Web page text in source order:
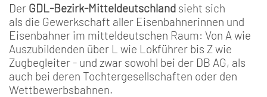
Der GDL-Bezirk-Mitteldeutschland sieht sich
als die Gewerkschaft aller Eisenbahnerinnen und
Eisenbahner im mitteldeutschen Raum: Von A wie
Auszubildenden über L wie Lokführer bis Z wie
Zugbegleiter - und zwar sowohl bei der DB AG, als
auch bei deren Tochtergesellschaften oder den
Wettbewerbsbahnen.